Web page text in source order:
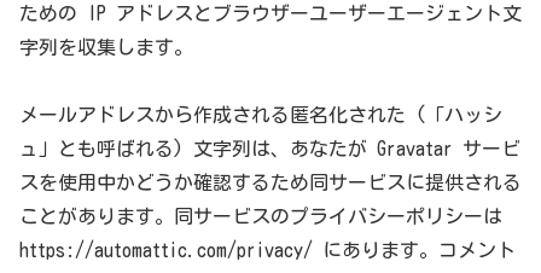
ための IP アドレスとブラウザーユーザーエージェント文
字列を収集します。
メールアドレスから作成される匿名化された (「ハッシ
ュ」とも呼ばれる) 文字列は、あなたが Gravatar サービ
スを使用中かどうか確認するため同サービスに提供される
ことがあります。同サービスのプライバシーポリシーは
https://automattic.com/privacy/ にあります。コメント